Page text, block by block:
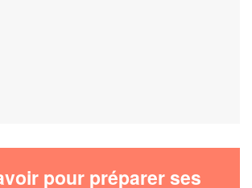
pour préparer ses